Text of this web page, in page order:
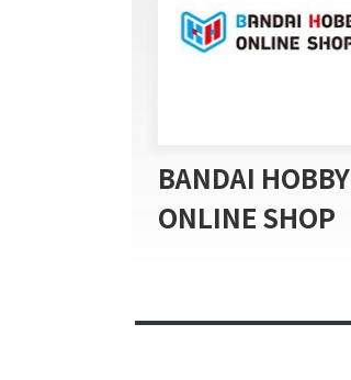
BANDAI HOBBY
ONLINE SHOP